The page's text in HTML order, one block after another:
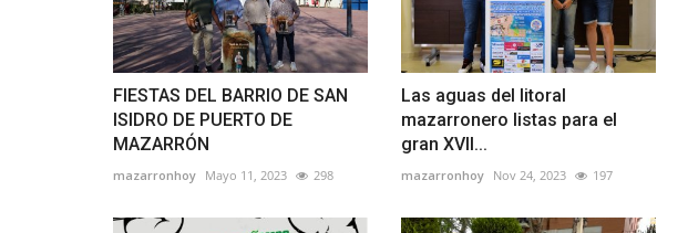
FIESTAS DEL BARRIO DE SAN
ISIDRO DE PUERTO DE
MAZARRÓN
mazarronhoy Mayo 11, 2023 298
Las aguas del litoral
mazarronero listas para el
gran XVII...
mazarronhoy Nov 24, 2023 197